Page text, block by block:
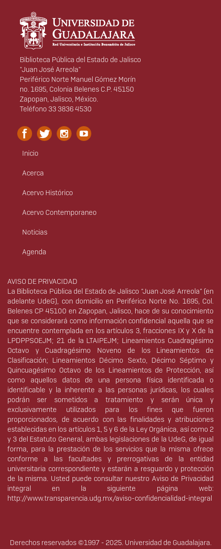
Información del
portal
Biblioteca Pública del Estado de Jalisco
"Juan José Arreola"
Periférico Norte Manuel Gómez Morín
no. 1695, Colonia Belenes C.P. 45150
Zapopan, Jalisco, México.
Teléfono 33 3836 4530
Menú
principal
Inicio
Acerca
Acervo Histórico
Acervo Contemporaneo
Noticias
Agenda
Derechos
AVISO DE PRIVACIDAD
La Biblioteca Pública del Estado de Jalisco “Juan José Arreola” (en
adelante UdeG), con domicilio en Periférico Norte No. 1695, Col.
Belenes CP 45100 en Zapopan, Jalisco, hace de su conocimiento
que se considerará como información confidencial aquella que se
encuentre contemplada en los artículos 3, fracciones IX y X de la
LPDPPSOEJM; 21 de la LTAIPEJM; Lineamientos Cuadragésimo
Octavo y Cuadragésimo Noveno de los Lineamientos de
Clasificación; Lineamientos Décimo Sexto, Décimo Séptimo y
Quincuagésimo Octavo de los Lineamientos de Protección, así
como aquellos datos de una persona física identificada o
identificable y la inherente a las personas jurídicas, los cuales
podrán ser sometidos a tratamiento y serán única y
exclusivamente utilizados para los fines que fueron
proporcionados, de acuerdo con las finalidades y atribuciones
establecidas en los artículos 1, 5 y 6 de la Ley Orgánica, así como 2
y 3 del Estatuto General, ambas legislaciones de la UdeG, de igual
forma, para la prestación de los servicios que la misma ofrece
conforme a las facultades y prerrogativas de la entidad
universitaria correspondiente y estarán a resguardo y protección
de la misma. Usted puede consultar nuestro Aviso de Privacidad
integral en la siguiente página web:
http://www.transparencia.udg.mx/aviso-confidencialidad-integral
Derechos reservados ©1997 - 2025. Universidad de Guadalajara.